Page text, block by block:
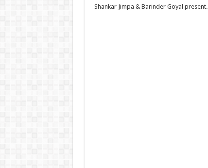
Shankar Jimpa & Barinder Goyal present.